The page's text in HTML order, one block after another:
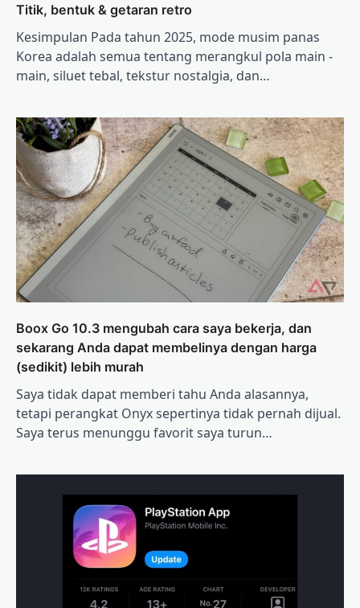
Titik, bentuk & getaran retro
Kesimpulan Pada tahun 2025, mode musim panas
Korea adalah semua tentang merangkul pola main -
main, siluet tebal, tekstur nostalgia, dan…
Boox Go 10.3 mengubah cara saya bekerja, dan
sekarang Anda dapat membelinya dengan harga
(sedikit) lebih murah
Saya tidak dapat memberi tahu Anda alasannya,
tetapi perangkat Onyx sepertinya tidak pernah dijual.
Saya terus menunggu favorit saya turun…